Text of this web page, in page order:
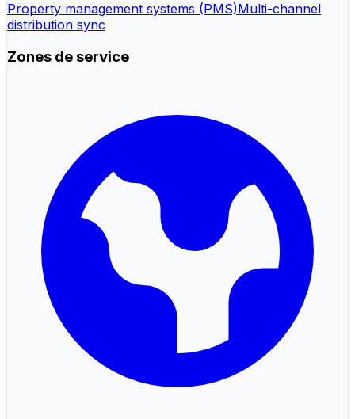
Property management systems (PMS)Multi-channel
distribution sync
Zones de service